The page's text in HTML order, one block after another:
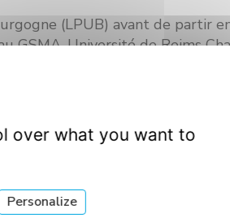
(LPUB) avant de partir
GSMA, Université de Reims
Lille 1 (2006), dans le groupe
le 1
octobre 2006, puis
de recherche 2 classe
Carnot de
over what you want to
Personalize